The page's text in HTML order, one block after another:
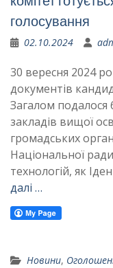
голосування
02.10.2024
30 вересня 2024
документів
Загалом подалося
закладів вищої
громадських
Національної
технологій, як
далі …
Новини,